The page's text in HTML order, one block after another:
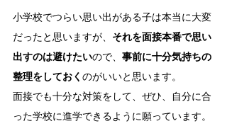
小学校でつらい思い出がある子は本当に大変
だったと思いますが、 それを面接本番で思い
出すのは避けたいので、 事前に十分気持ちの
整理をしておく のがいいと思います。
面接でも十分な対策をして、ぜひ、自分に合
った学校に進学できるように願っています。